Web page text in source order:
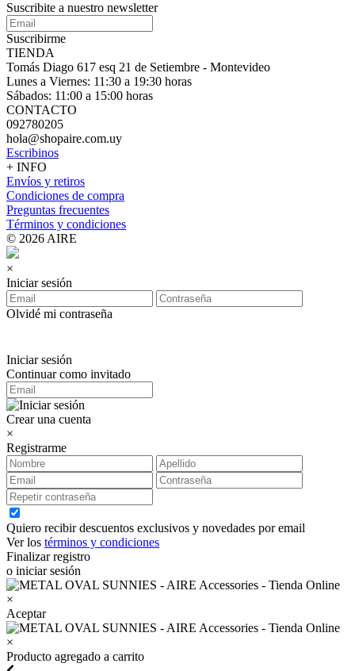
Suscribite a nuestro newsletter
Suscribirme
TIENDA
Tomás Diago 617 esq 21 de Setiembre - Montevideo
Lunes a Viernes: 11:30 a 19:30 horas
Sábados: 11:00 a 15:00 horas
CONTACTO
092780205
hola@shopaire.com.uy
Escribinos
+ INFO
Envíos y retiros
Condiciones de compra
Preguntas frecuentes
Términos y condiciones
© 2026 AIRE
×
Iniciar sesión
Olvidé mi contraseña
Iniciar sesión
Continuar como invitado
Crear una cuenta
×
Registrarme
Quiero recibir descuentos exclusivos y novedades por email
Ver los términos y condiciones
Finalizar registro
o iniciar sesión
×
Aceptar
×
Producto agregado a carrito